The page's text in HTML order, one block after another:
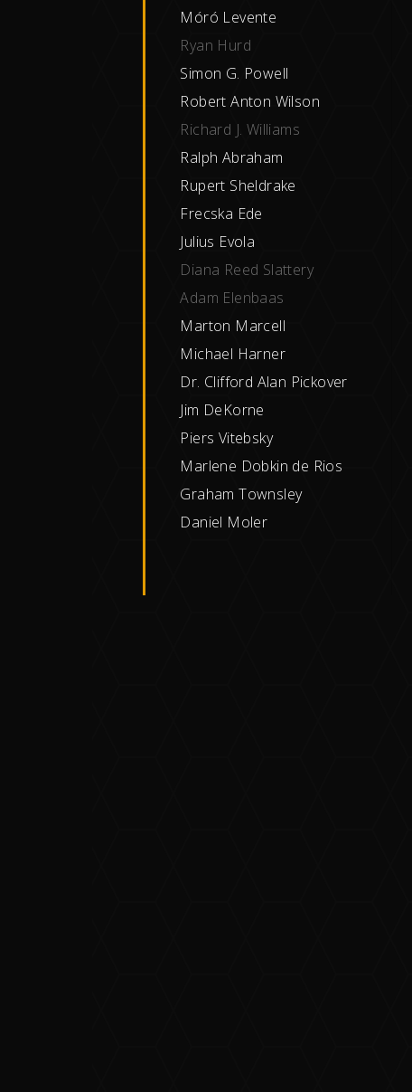
Móró Levente
Ryan Hurd
Simon G. Powell
Robert Anton Wilson
Richard J. Williams
Ralph Abraham
Rupert Sheldrake
Frecska Ede
Julius Evola
Diana Reed Slattery
Adam Elenbaas
Marton Marcell
Michael Harner
Dr. Clifford Alan Pickover
Jim DeKorne
Piers Vitebsky
Marlene Dobkin de Rios
Graham Townsley
Daniel Moler